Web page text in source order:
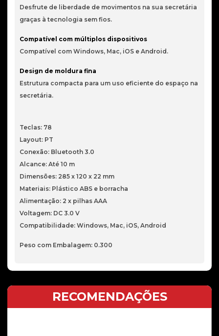
Desfrute de liberdade de movimentos na sua secretária
graças à tecnologia sem fios.
Compatível com múltiplos dispositivos
Compatível com Windows, Mac, iOS e Android.
Design de moldura fina
Estrutura compacta para um uso eficiente do espaço na
secretária.
Teclas: 78
Layout: PT
Conexão: Bluetooth 3.0
Alcance: Até 10 m
Dimensões: 285 x 120 x 22 mm
Materiais: Plástico ABS e borracha
Alimentação: 2 x pilhas AAA
Voltagem: DC 3.0 V
Compatibilidade: Windows, Mac, iOS, Android
Peso com Embalagem: 0.300
RECOMENDAÇÕES